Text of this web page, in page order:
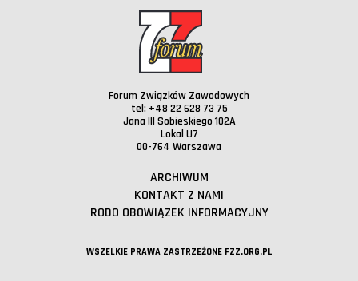
Forum Związków Zawodowych
tel: +48 22 628 73 75
Jana III Sobieskiego 102A
Lokal U7
00-764 Warszawa
ARCHIWUM
KONTAKT Z NAMI
RODO OBOWIĄZEK INFORMACYJNY
WSZELKIE PRAWA ZASTRZEŻONE FZZ.ORG.PL